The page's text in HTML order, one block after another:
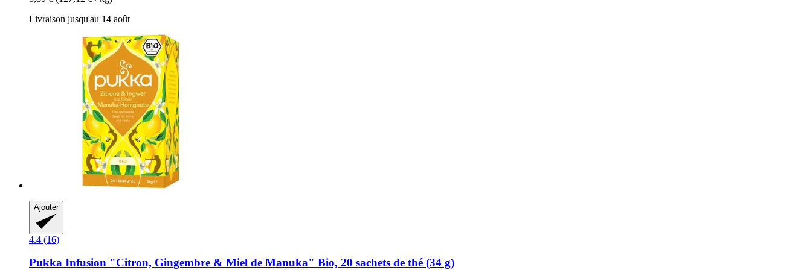
Livraison jusqu'au 14 août
Ajouter
4.4 (16)
Pukka Infusion "Citron, Gingembre & Miel de Manuka" Bio, 20 sachets de thé (34 g)